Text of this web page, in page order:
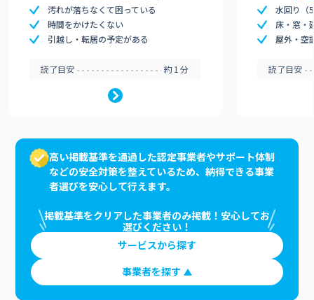
汚れが落ちなくて困っている
時間をかけたくない
引越し・転居の予定がある
読了目安 約1分
水回り（
床・窓・
屋外・空
読了目安
高い掲載基準を通過した認定事業者やサポート体制
などの安全対策を整えているため、納得できる事業
者選びを安心して行えます。
掲載基準をクリアした事業者のみ掲載！安心してお
選びください！
サービスから探す
事業者を探す